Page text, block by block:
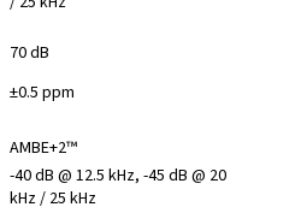
70 dB
±0.5 ppm
AMBE+2™
-40 dB @ 12.5 kHz, -45 dB @ 20
kHz / 25 kHz